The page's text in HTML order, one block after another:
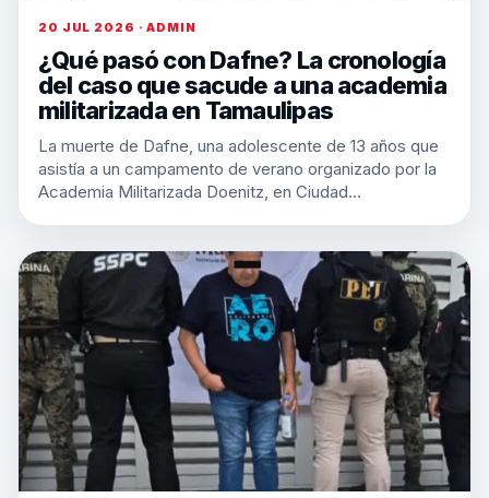
20 JUL 2026 · ADMIN
¿Qué pasó con Dafne? La cronología
del caso que sacude a una academia
militarizada en Tamaulipas
La muerte de Dafne, una adolescente de 13 años que
asistía a un campamento de verano organizado por la
Academia Militarizada Doenitz, en Ciudad…